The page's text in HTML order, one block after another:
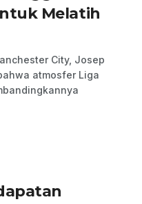
Melatih
City, Josep
atmosfer Liga